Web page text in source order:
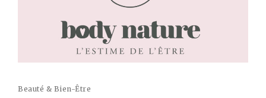
Beauté & Bien-Être